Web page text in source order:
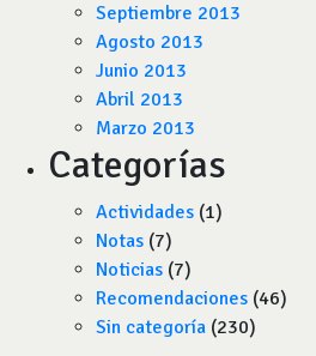
Septiembre 2013
Agosto 2013
Junio 2013
Abril 2013
Marzo 2013
Categorías
Actividades (1)
Notas (7)
Noticias (7)
Recomendaciones (46)
Sin categoría (230)